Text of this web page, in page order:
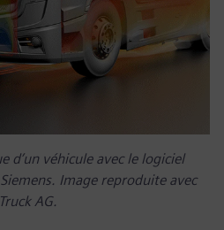
d’un véhicule avec le logiciel
Siemens. Image reproduite avec
AG.